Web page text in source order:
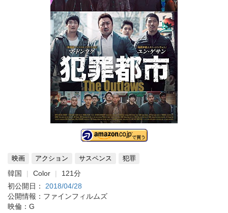
映画 アクション サスペンス 犯罪
韓国 Color
121分
初公開日： 2018/04/28
公開情報：ファインフィルムズ
映倫：G